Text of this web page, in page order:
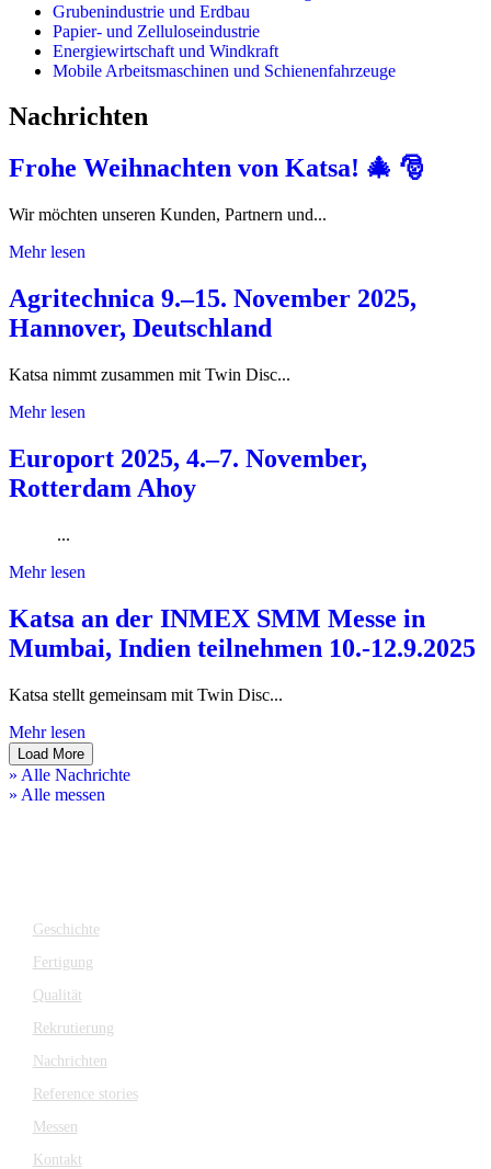
Grubenindustrie und Erdbau
Papier- und Zelluloseindustrie
Energiewirtschaft und Windkraft
Mobile Arbeitsmaschinen und Schienenfahrzeuge
Nachrichten
Frohe Weihnachten von Katsa! 🎄 🎅
Wir möchten unseren Kunden, Partnern und...
Mehr lesen
Agritechnica 9.–15. November 2025,
Hannover, Deutschland
Katsa nimmt zusammen mit Twin Disc...
Mehr lesen
Europort 2025, 4.–7. November,
Rotterdam Ahoy
...
Mehr lesen
Katsa an der INMEX SMM Messe in
Mumbai, Indien teilnehmen 10.-12.9.2025
Katsa stellt gemeinsam mit Twin Disc...
Mehr lesen
Load More
» Alle Nachrichte
» Alle messen
Geschichte
Fertigung
Qualität
Rekrutierung
Nachrichten
Reference stories
Messen
Kontakt